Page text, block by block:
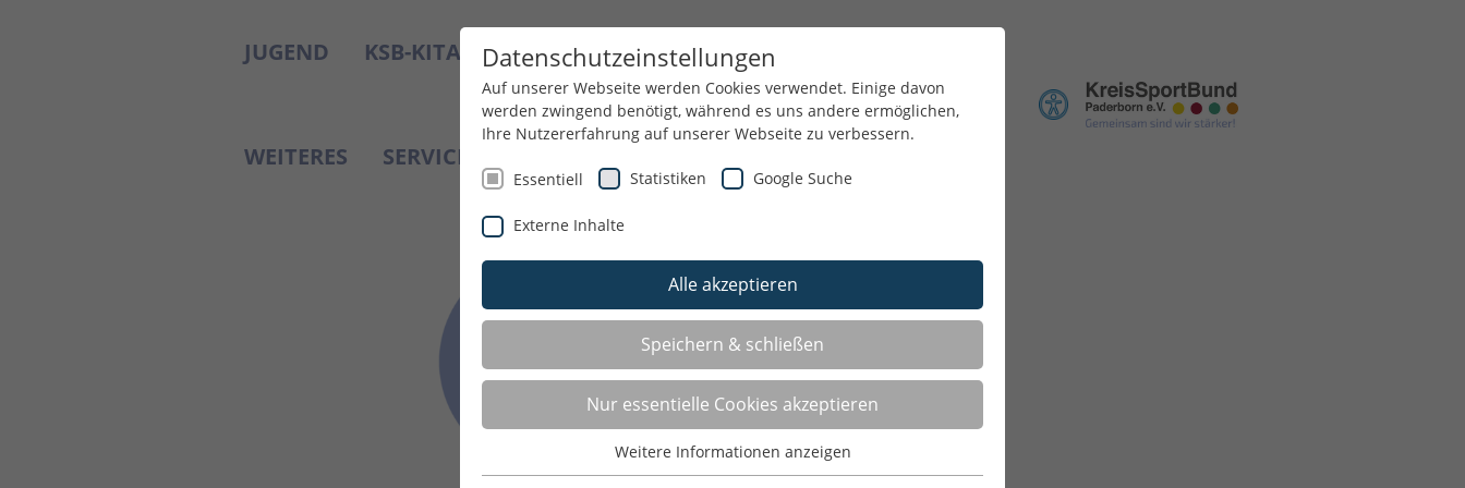
JUGEND KSB-KITAS GESUNDHEIT BILDUNG
WEITERES SERVICE
Datenschutzeinstellungen
Auf unserer Webseite werden Cookies verwendet. Einige davon
werden zwingend benötigt, während es uns andere ermöglichen,
Ihre Nutzererfahrung auf unserer Webseite zu verbessern.
Essentiell Statistiken Google Suche
Externe Inhalte
Alle akzeptieren
Speichern & schließen
Nur essentielle Cookies akzeptieren
Weitere Informationen anzeigen